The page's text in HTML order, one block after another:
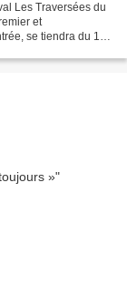
Les Traversées du
et
se tiendra du 1er